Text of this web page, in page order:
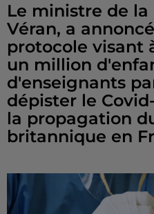
Le ministre de la
Véran, a
protocole visant
un million
d'enseignants
dépister le
la propagation
britannique en